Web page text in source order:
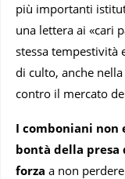
più importanti
una lettera ai «cari
stessa tempestività
di culto, anche
contro il mercato
I comboniani
bontà della presa
forza a non